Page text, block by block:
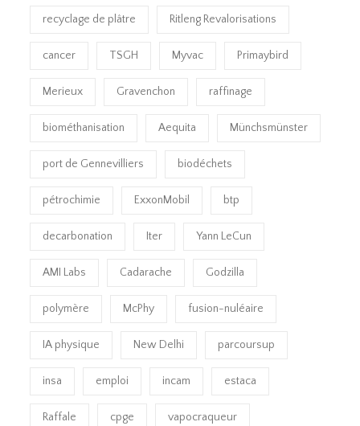
recyclage de plâtre Ritleng Revalorisations
cancer TSGH Myvac Primaybird
Merieux Gravenchon raffinage
biométhanisation Aequita Münchsmünster
port de Gennevilliers biodéchets
pétrochimie ExxonMobil btp
decarbonation Iter Yann LeCun
AMI Labs Cadarache Godzilla
polymère McPhy fusion-nuléaire
IA physique New Delhi parcoursup
insa emploi incam estaca
Raffale cpge vapocraqueur